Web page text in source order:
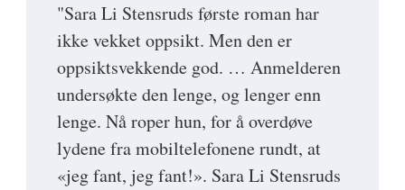
"Sara Li Stensruds første roman har
ikke vekket oppsikt. Men den er
oppsiktsvekkende god. … Anmelderen
undersøkte den lenge, og lenger enn
lenge. Nå roper hun, for å overdøve
lydene fra mobiltelefonene rundt, at
«jeg fant, jeg fant!». Sara Li Stensruds